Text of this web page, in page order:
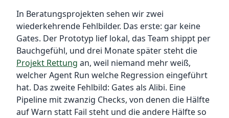
In Beratungsprojekten sehen wir zwei
wiederkehrende Fehlbilder. Das erste: gar keine
Gates. Der Prototyp lief lokal, das Team shippt per
Bauchgefühl, und drei Monate später steht die
Projekt Rettung an, weil niemand mehr weiß,
welcher Agent Run welche Regression eingeführt
hat. Das zweite Fehlbild: Gates als Alibi. Eine
Pipeline mit zwanzig Checks, von denen die Hälfte
auf Warn statt Fail steht und die andere Hälfte so